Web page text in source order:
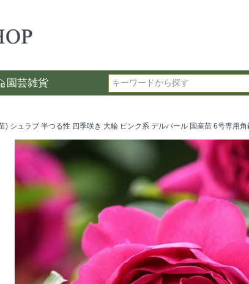
園芸雑貨
索
検索
選択した項目全てに該当する
タイプ、カラー、ブランドなど
) シュラブ 半つる性 四季咲き 大輪 ピンク系 デルバール 国産苗 6号専用角